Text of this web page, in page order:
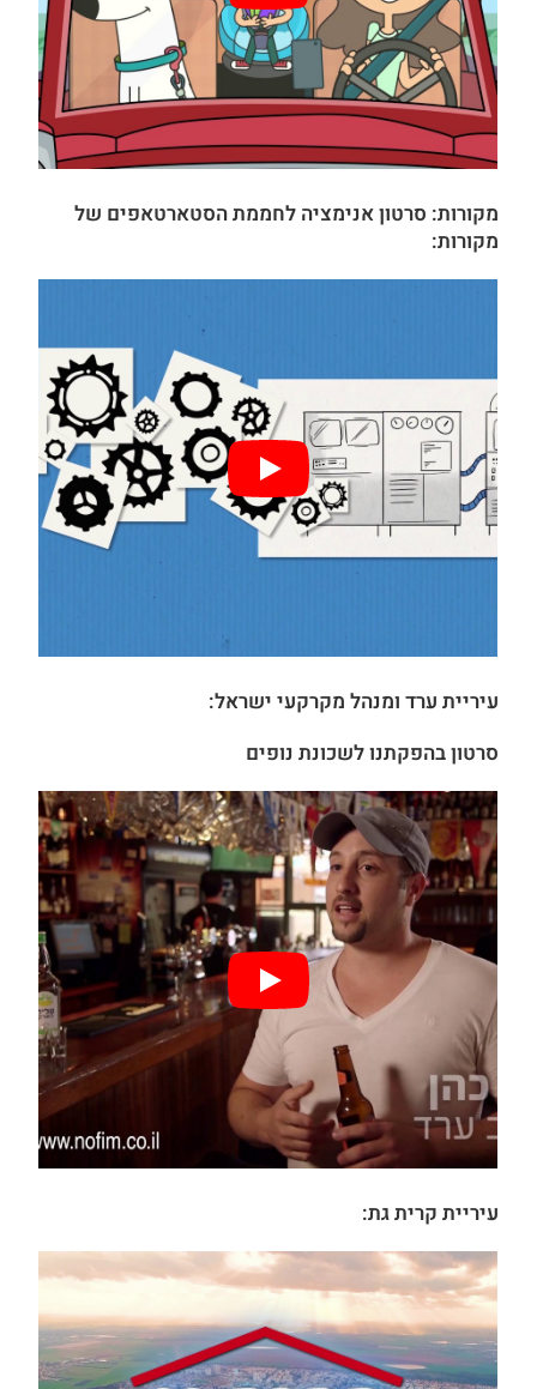
מקורות: סרטון אנימציה לחממתהסטארטאפים של
מקורות:
עיריית ערד ומנהל מקרקעי ישראל:
סרטון בהפקתנו לשכונת נופים
עיריית קרית גת: